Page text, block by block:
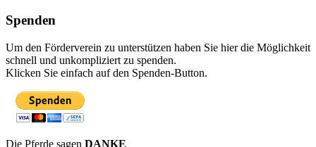
Spenden
Um den Förderverein zu unterstützen haben Sie hier die Möglichkeit
schnell und unkompliziert zu spenden.
Klicken Sie einfach auf den Spenden-Button.
Die Pferde sagen DANKE